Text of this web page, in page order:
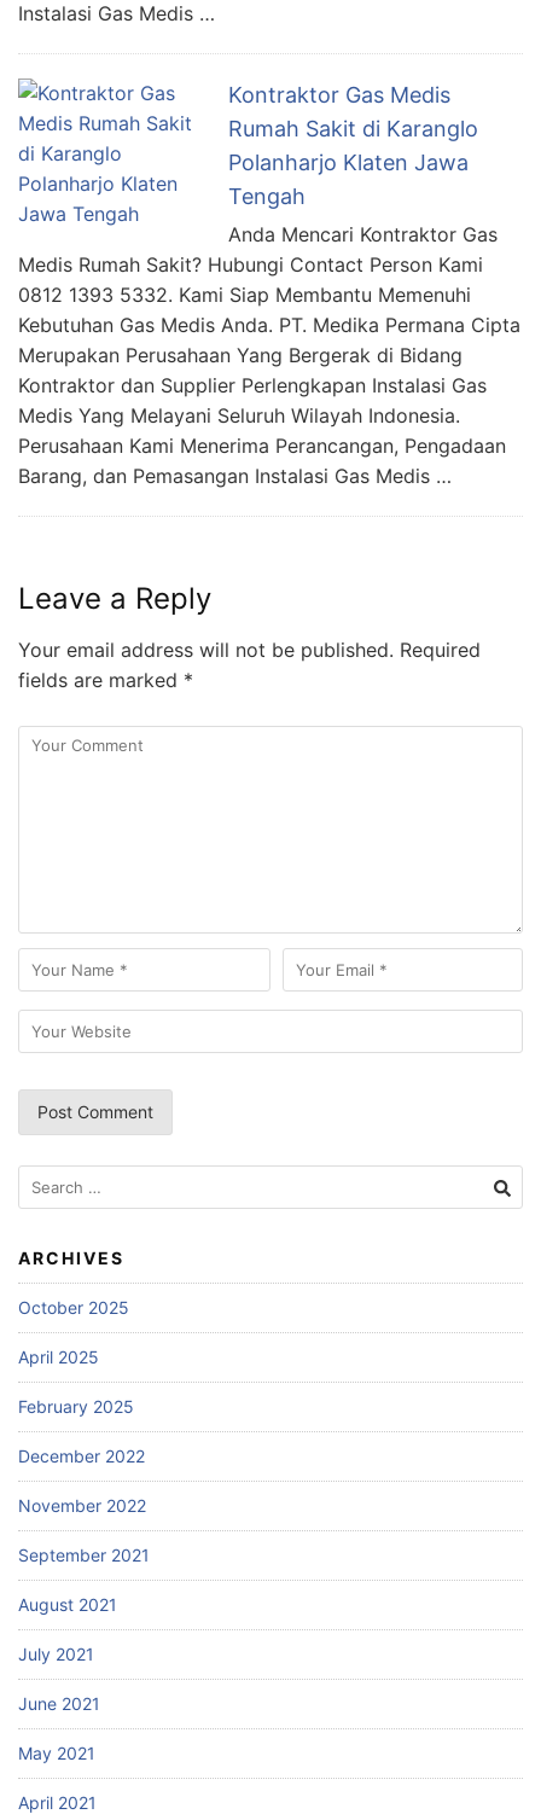
Instalasi Gas Medis …
Kontraktor Gas Medis
Rumah Sakit di Karanglo
Polanharjo Klaten Jawa
Tengah
Anda Mencari Kontraktor Gas
Medis Rumah Sakit? Hubungi Contact Person Kami
0812 1393 5332. Kami Siap Membantu Memenuhi
Kebutuhan Gas Medis Anda. PT. Medika Permana Cipta
Merupakan Perusahaan Yang Bergerak di Bidang
Kontraktor dan Supplier Perlengkapan Instalasi Gas
Medis Yang Melayani Seluruh Wilayah Indonesia.
Perusahaan Kami Menerima Perancangan, Pengadaan
Barang, dan Pemasangan Instalasi Gas Medis …
Leave a Reply
Your email address will not be published. Required
fields are marked *
Search
for:
ARCHIVES
October 2025
April 2025
February 2025
December 2022
November 2022
September 2021
August 2021
July 2021
June 2021
May 2021
April 2021